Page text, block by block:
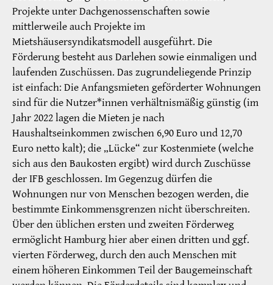
Projekte unter Dachgenossenschaften sowie
mittlerweile auch Projekte im
Mietshäusersyndikatsmodell ausgeführt. Die
Förderung besteht aus Darlehen sowie einmaligen und
laufenden Zuschüssen. Das zugrundeliegende Prinzip
ist einfach: Die Anfangsmieten geförderter Wohnungen
sind für die Nutzer*innen verhältnismäßig günstig (im
Jahr 2022 lagen die Mieten je nach
Haushaltseinkommen zwischen 6,90 Euro und 12,70
Euro netto kalt); die „Lücke“ zur Kostenmiete (welche
sich aus den Baukosten ergibt) wird durch Zuschüsse
der IFB geschlossen. Im Gegenzug dürfen die
Wohnungen nur von Menschen bezogen werden, die
bestimmte Einkommensgrenzen nicht überschreiten.
Über den üblichen ersten und zweiten Förderweg
ermöglicht Hamburg hier aber einen dritten und ggf.
vierten Förderweg, durch den auch Menschen mit
einem höheren Einkommen Teil der Baugemeinschaft